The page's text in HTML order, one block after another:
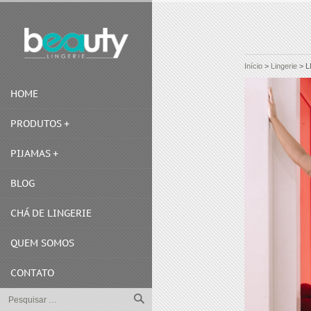
HOME
PRODUTOS
PIJAMAS
BLOG
CHÁ DE LINGERIE
QUEM SOMOS
CONTATO
Início>Lingerie>